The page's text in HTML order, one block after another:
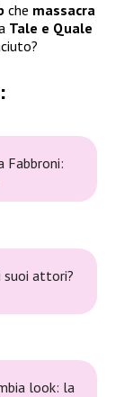
che massacra
Tale e Quale
Fabbroni:
suoi attori?
look: la